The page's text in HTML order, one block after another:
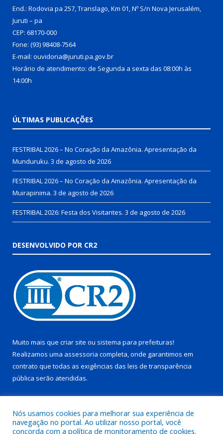
End.: Rodovia pa 257, Translago, Km 01, Nº S/n Nova Jerusalém,
Juruti – pa
CEP: 68170-000
Fone: (93) 98408-7564
E-mail: ouvidoria@juruti.pa.gov.br
Horário de atendimento: de Segunda a sexta das 08:00h às
14:00h
ÚLTIMAS PUBLICAÇÕES
FESTRIBAL 2026 – No Coração da Amazônia. Apresentação da
Munduruku. 3 de agosto de 2026
FESTRIBAL 2026 – No Coração da Amazônia. Apresentação da
Muirapinima. 3 de agosto de 2026
FESTRIBAL 2026: Festa dos Visitantes. 3 de agosto de 2026
DESENVOLVIDO POR CR2
Muito mais que criar site ou sistema para prefeituras!
Realizamos uma assessoria completa, onde garantimos em
contrato que todas as exigências das leis de transparência
pública serão atendidas.
Nós usamos cookies para melhorar sua experiência de
navegação no portal. Ao utilizar nosso portal, você
concorda com a política de monitoramento de cookies.